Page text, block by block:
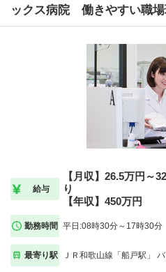
ックス病院 働きやすい職場
給与
【月収】26.5万円～
り
【年収】450万円
勤務時間 平日:08時30分～17時30分
最寄り駅 ＪＲ和歌山線「船戸駅」